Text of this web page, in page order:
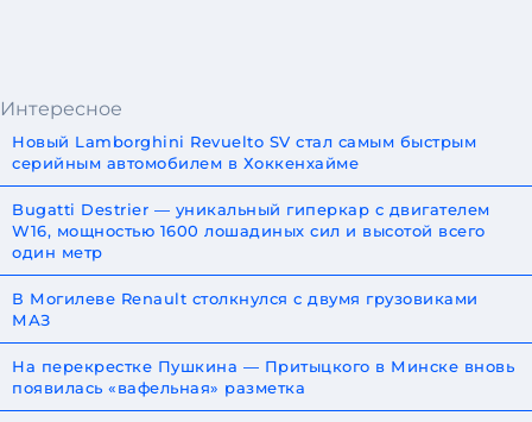
Интересное
Новый Lamborghini Revuelto SV стал самым быстрым
серийным автомобилем в Хоккенхайме
Bugatti Destrier — уникальный гиперкар с двигателем
W16, мощностью 1600 лошадиных сил и высотой всего
один метр
В Могилеве Renault столкнулся с двумя грузовиками
МАЗ
На перекрестке Пушкина — Притыцкого в Минске вновь
появилась «вафельная» разметка